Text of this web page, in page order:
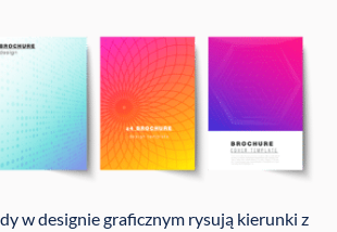
w designie graficznym rysują kierunki z